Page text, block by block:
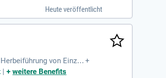
Heute veröffentlicht
von Einzel +
|+weitere Benefits